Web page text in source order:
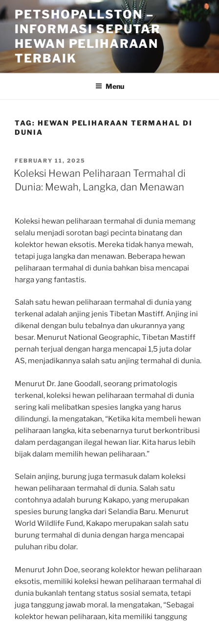
Skip
to
content
PETSHOPALLSTON –
INFORMASI SEPUTAR
HEWAN PELIHARAAN
TERBAIK
Menu
TAG: HEWAN PELIHARAAN TERMAHAL DI
DUNIA
POSTED
ON
FEBRUARY 11, 2025
Koleksi Hewan Peliharaan Termahal di
Dunia: Mewah, Langka, dan Menawan
Koleksi hewan peliharaan termahal di dunia memang
selalu menjadi sorotan bagi pecinta binatang dan
kolektor hewan eksotis. Mereka tidak hanya mewah,
tetapi juga langka dan menawan. Beberapa hewan
peliharaan termahal di dunia bahkan bisa mencapai
harga yang fantastis.
Salah satu hewan peliharaan termahal di dunia yang
terkenal adalah anjing jenis Tibetan Mastiff. Anjing ini
dikenal dengan bulu tebalnya dan ukurannya yang
besar. Menurut National Geographic, Tibetan Mastiff
pernah terjual dengan harga mencapai 1,5 juta dolar
AS, menjadikannya salah satu anjing termahal di dunia.
Menurut Dr. Jane Goodall, seorang primatologis
terkenal, koleksi hewan peliharaan termahal di dunia
sering kali melibatkan spesies langka yang harus
dilindungi. Ia mengatakan, “Ketika kita membeli hewan
peliharaan langka, kita sebenarnya turut berkontribusi
dalam perdagangan ilegal hewan liar. Kita harus lebih
bijak dalam memilih hewan peliharaan.”
Selain anjing, burung juga termasuk dalam koleksi
hewan peliharaan termahal di dunia. Salah satu
contohnya adalah burung Kakapo, yang merupakan
spesies burung langka dari Selandia Baru. Menurut
World Wildlife Fund, Kakapo merupakan salah satu
burung termahal di dunia dengan harga mencapai
puluhan ribu dolar.
Menurut John Doe, seorang kolektor hewan peliharaan
eksotis, memiliki koleksi hewan peliharaan termahal di
dunia bukanlah tentang status sosial semata, tetapi
juga tanggung jawab moral. Ia mengatakan, “Sebagai
kolektor hewan peliharaan, kita memiliki tanggung